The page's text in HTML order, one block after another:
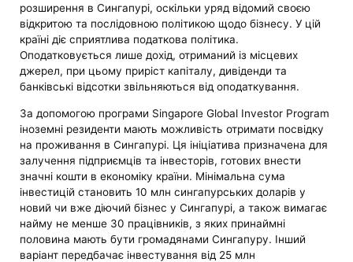
розширення в Сингапурі, оскільки уряд відомий своєю
відкритою та послідовною політикою щодо бізнесу. У цій
країні діє сприятлива податкова політика.
Оподатковується лише дохід, отриманий із місцевих
джерел, при цьому приріст капіталу, дивіденди та
банківські відсотки звільняються від оподаткування.
За допомогою програми Singapore Global Investor Program
іноземні резиденти мають можливість отримати посвідку
на проживання в Сингапурі. Ця ініціатива призначена для
залучення підприємців та інвесторів, готових внести
значні кошти в економіку країни. Мінімальна сума
інвестицій становить 10 млн сингапурських доларів у
новий чи вже діючий бізнес у Сингапурі, а також вимагає
найму не менше 30 працівників, з яких принаймні
половина мають бути громадянами Сингапуру. Інший
варіант передбачає інвестування від 25 млн